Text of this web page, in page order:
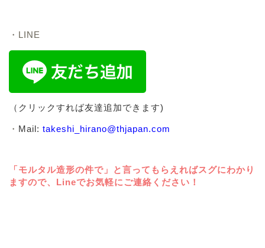
・LINE
（クリックすれば友達追加できます)
・ Mail: takeshi_hirano@thjapan.com
「モルタル造形の件で」と言ってもらえればスグにわかり
ますので、Lineでお気軽にご連絡ください！